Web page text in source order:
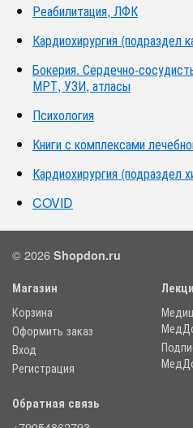
Реабилитация, ЛФК
Кардиохирургия (подраздел
Бокерия. Сердечно-
МРТ, УЗИ, атласы
Психология
Книги с комплексами
Кардиохирургия (подраздел
COVID
© 2026 Shopdon.ru
Магазин
Корзина
Оформить заказ
Вход
Регистрация
Обратная связь